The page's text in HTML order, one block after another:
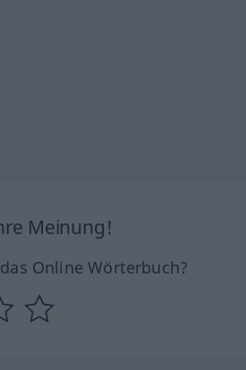
Meinung!
Online Wörterbuch?